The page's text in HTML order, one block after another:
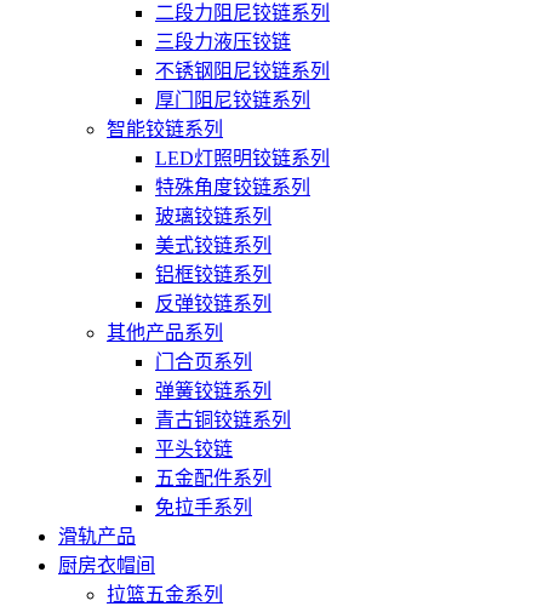
二段力阻尼铰链系列
三段力液压铰链
不锈钢阻尼铰链系列
厚门阻尼铰链系列
智能铰链系列
LED灯照明铰链系列
特殊角度铰链系列
玻璃铰链系列
美式铰链系列
铝框铰链系列
反弹铰链系列
其他产品系列
门合页系列
弹簧铰链系列
青古铜铰链系列
平头铰链
五金配件系列
免拉手系列
滑轨产品
厨房衣帽间
拉篮五金系列